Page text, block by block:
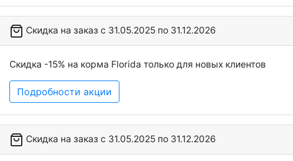
Скидка на заказ c 31.05.2025 по 31.12.2026
Скидка -15% на корма Florida только для новых клиентов
Подробности акции
Скидка на заказ c 31.05.2025 по 31.12.2026